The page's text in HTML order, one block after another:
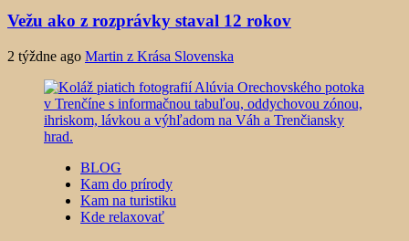
Vežu ako z rozprávky staval 12 rokov
2 týždne ago Martin z Krása Slovenska
BLOG
Kam do prírody
Kam na turistiku
Kde relaxovať